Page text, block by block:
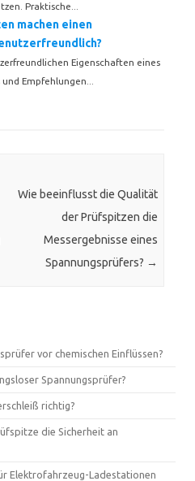
Praktische...
machen einen
Eigenschaften eines
Empfehlungen...
Wie beeinflusst die Qualität
der Prüfspitzen die
Messergebnisse eines
Spannungsprüfers? →
vor chemischen Einflüssen?
Spannungsprüfer?
richtig?
die Sicherheit an
Elektrofahrzeug-Ladestationen